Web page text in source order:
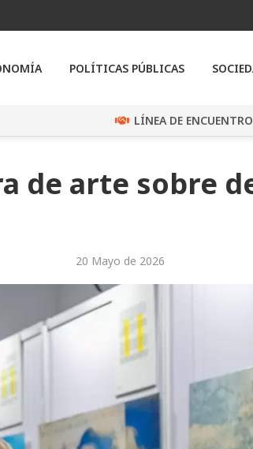
POLÍTICAS PÚBLICAS
LÍNEA DE ENCUENTRO
de arte sobre
20 Mayo de 2026